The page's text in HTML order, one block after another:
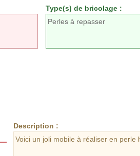
Type(s) de bricolage :
Perles à repasser
Description :
Voici un joli mobile à réaliser en perle